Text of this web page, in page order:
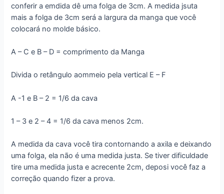
conferir a emdida dê uma folga de 3cm. A medida jsuta
mais a folga de 3cm será a largura da manga que você
colocará no molde básico.
A – C e B – D = comprimento da Manga
Divida o retângulo aommeio pela vertical E – F
A -1 e B – 2 = 1/6 da cava
1 – 3 e 2 – 4 = 1/6 da cava menos 2cm.
A medida da cava você tira contornando a axila e deixando
uma folga, ela não é uma medida justa. Se tiver dificuldade
tire uma medida justa e acrecente 2cm, deposi você faz a
correção quando fizer a prova.